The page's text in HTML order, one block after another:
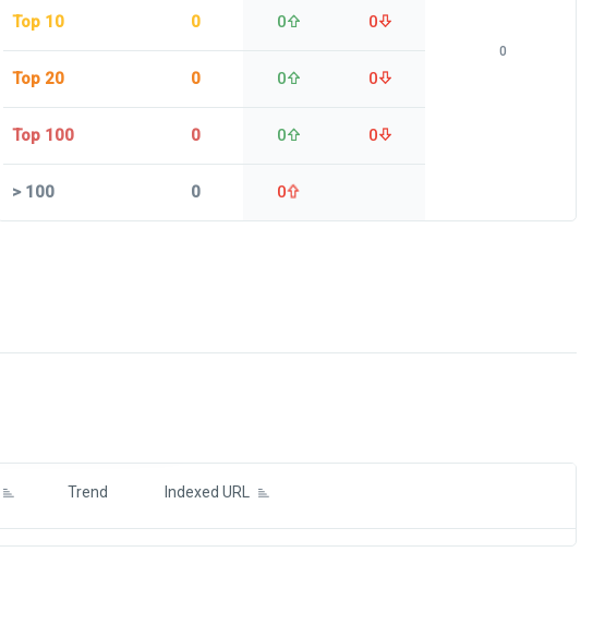
Top 10 0 0 0
Top 20 0 0 0
Top 100 0 0 0
>100 0 0
0
Trend Indexed URL